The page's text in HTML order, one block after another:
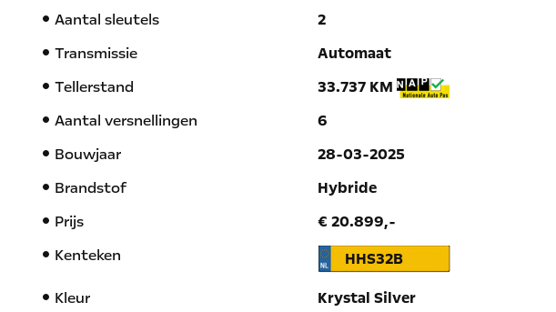
Aantal sleutels
2
Transmissie
Automaat
Tellerstand
33.737 KM
Aantal versnellingen
6
Bouwjaar
28-03-2025
Brandstof
Hybride
Prijs
€ 20.899,-
Kenteken
HHS32B
Kleur
Krystal Silver